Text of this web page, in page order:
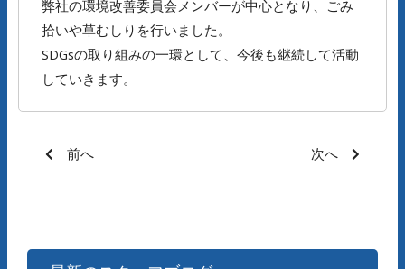
弊社の環境改善委員会メンバーが中心となり、ごみ
拾いや草むしりを行いました。
SDGsの取り組みの一環として、今後も継続して活動
していきます。
前へ 次へ